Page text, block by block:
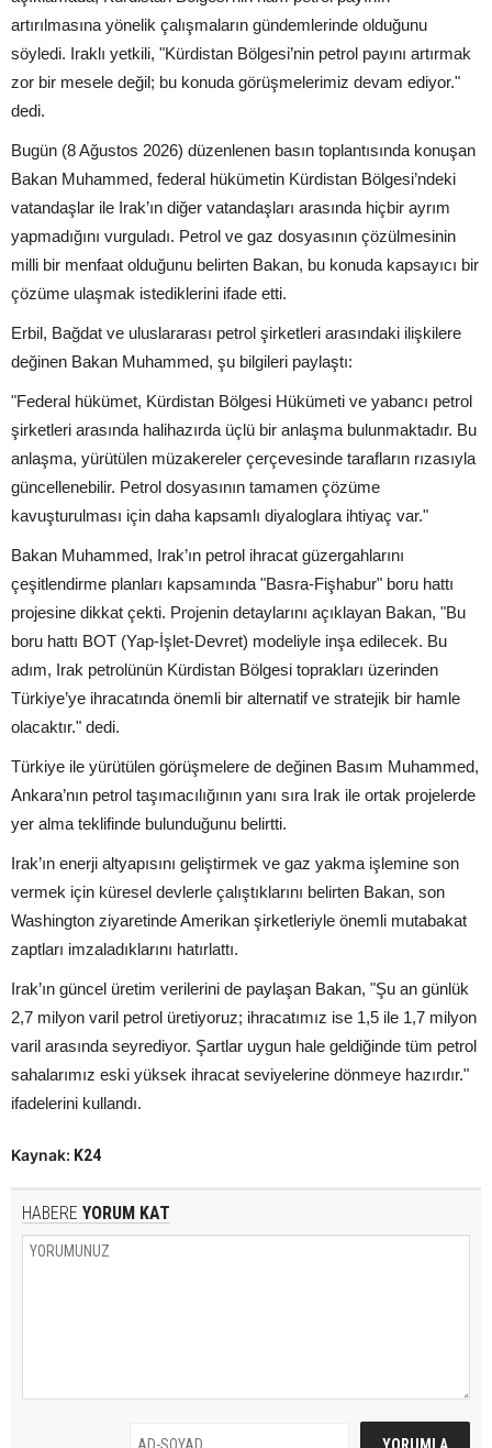
artırılmasına yönelik çalışmaların gündemlerinde olduğunu
söyledi. Iraklı yetkili, "Kürdistan Bölgesi’nin petrol payını artırmak
zor bir mesele değil; bu konuda görüşmelerimiz devam ediyor."
dedi.
Bugün (8 Ağustos 2026) düzenlenen basın toplantısında konuşan
Bakan Muhammed, federal hükümetin Kürdistan Bölgesi’ndeki
vatandaşlar ile Irak’ın diğer vatandaşları arasında hiçbir ayrım
yapmadığını vurguladı. Petrol ve gaz dosyasının çözülmesinin
milli bir menfaat olduğunu belirten Bakan, bu konuda kapsayıcı bir
çözüme ulaşmak istediklerini ifade etti.
Erbil, Bağdat ve uluslararası petrol şirketleri arasındaki ilişkilere
değinen Bakan Muhammed, şu bilgileri paylaştı:
"Federal hükümet, Kürdistan Bölgesi Hükümeti ve yabancı petrol
şirketleri arasında halihazırda üçlü bir anlaşma bulunmaktadır. Bu
anlaşma, yürütülen müzakereler çerçevesinde tarafların rızasıyla
güncellenebilir. Petrol dosyasının tamamen çözüme
kavuşturulması için daha kapsamlı diyaloglara ihtiyaç var."
Bakan Muhammed, Irak’ın petrol ihracat güzergahlarını
çeşitlendirme planları kapsamında "Basra-Fişhabur" boru hattı
projesine dikkat çekti. Projenin detaylarını açıklayan Bakan, "Bu
boru hattı BOT (Yap-İşlet-Devret) modeliyle inşa edilecek. Bu
adım, Irak petrolünün Kürdistan Bölgesi toprakları üzerinden
Türkiye’ye ihracatında önemli bir alternatif ve stratejik bir hamle
olacaktır." dedi.
Türkiye ile yürütülen görüşmelere de değinen Basım Muhammed,
Ankara’nın petrol taşımacılığının yanı sıra Irak ile ortak projelerde
yer alma teklifinde bulunduğunu belirtti.
Irak’ın enerji altyapısını geliştirmek ve gaz yakma işlemine son
vermek için küresel devlerle çalıştıklarını belirten Bakan, son
Washington ziyaretinde Amerikan şirketleriyle önemli mutabakat
zaptları imzaladıklarını hatırlattı.
Irak’ın güncel üretim verilerini de paylaşan Bakan, "Şu an günlük
2,7 milyon varil petrol üretiyoruz; ihracatımız ise 1,5 ile 1,7 milyon
varil arasında seyrediyor. Şartlar uygun hale geldiğinde tüm petrol
sahalarımız eski yüksek ihracat seviyelerine dönmeye hazırdır."
ifadelerini kullandı.
Kaynak: K24
HABERE YORUM KAT